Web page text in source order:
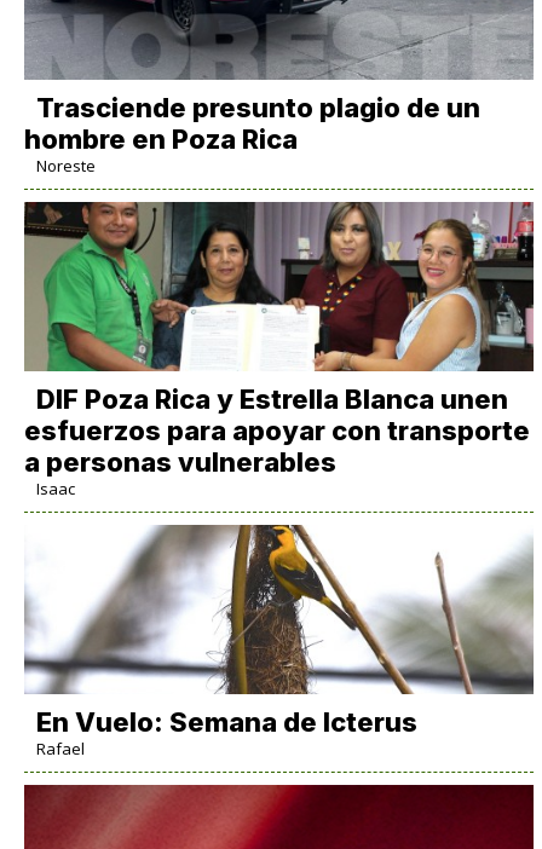
Trasciende presunto plagio de un
hombre en Poza Rica
Noreste
DIF Poza Rica y Estrella Blanca unen
esfuerzos para apoyar con transporte
a personas vulnerables
Isaac
En Vuelo: Semana de Icterus
Rafael